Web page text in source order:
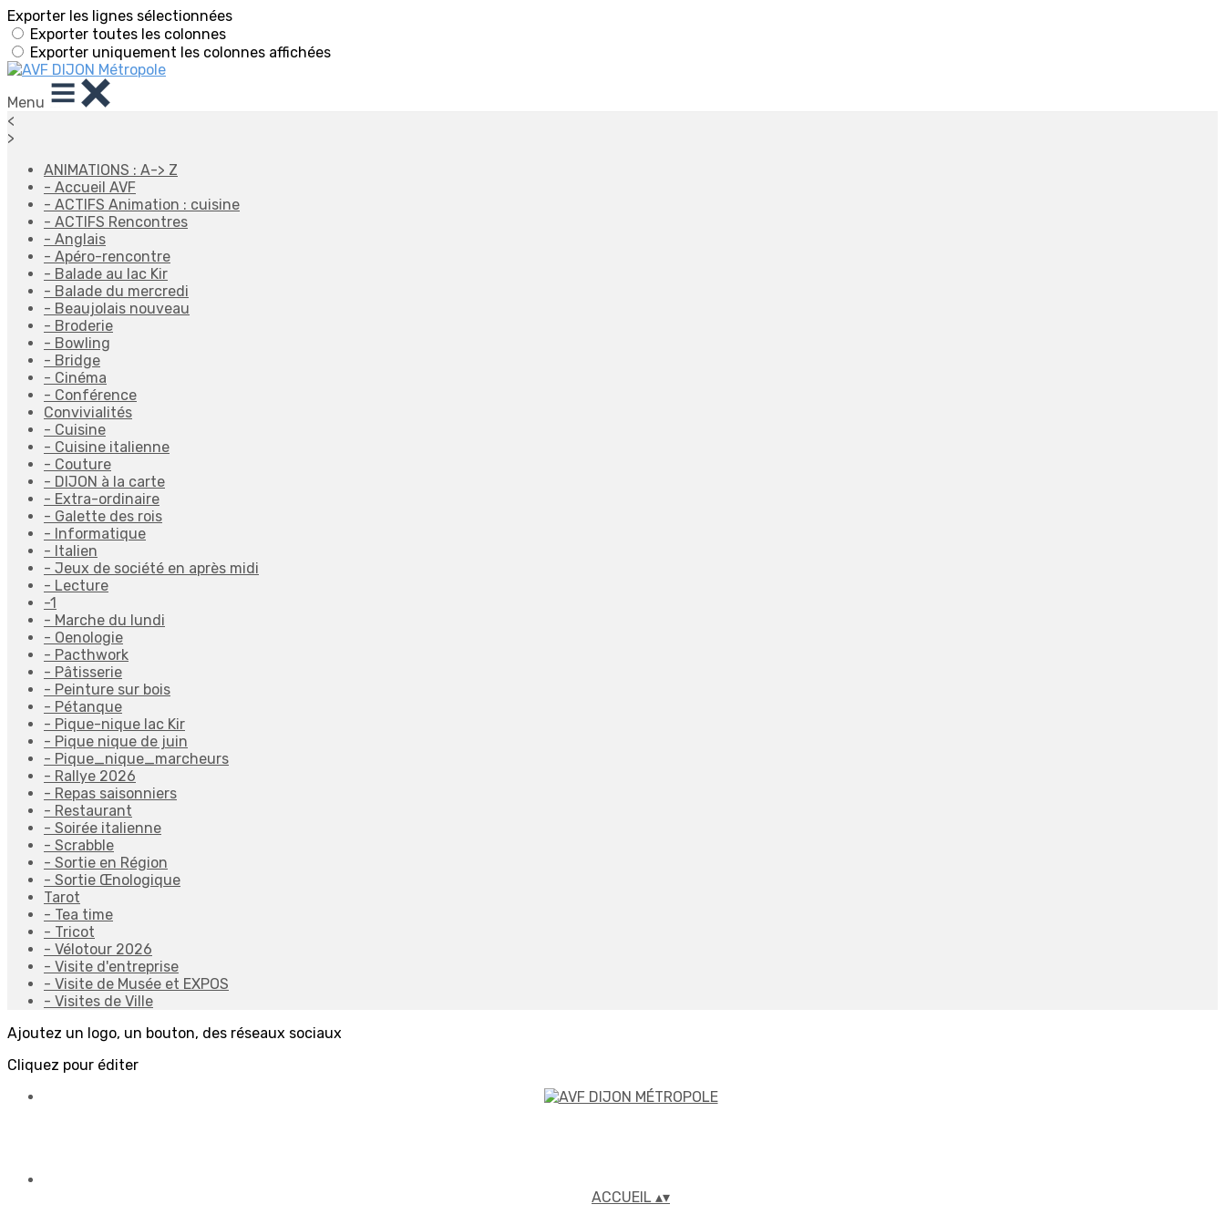
Exporter les lignes sélectionnées
Exporter toutes les colonnes
Exporter uniquement les colonnes affichées
Menu
<
>
ANIMATIONS : A-> Z
- Accueil AVF
- ACTIFS Animation : cuisine
- ACTIFS Rencontres
- Anglais
- Apéro-rencontre
- Balade au lac Kir
- Balade du mercredi
- Beaujolais nouveau
- Broderie
- Bowling
- Bridge
- Cinéma
- Conférence
Convivialités
- Cuisine
- Cuisine italienne
- Couture
- DIJON à la carte
- Extra-ordinaire
- Galette des rois
- Informatique
- Italien
- Jeux de société en après midi
- Lecture
-1
- Marche du lundi
- Oenologie
- Pacthwork
- Pâtisserie
- Peinture sur bois
- Pétanque
- Pique-nique lac Kir
- Pique nique de juin
- Pique_nique_marcheurs
- Rallye 2026
- Repas saisonniers
- Restaurant
- Soirée italienne
- Scrabble
- Sortie en Région
- Sortie Œnologique
Tarot
- Tea time
- Tricot
- Vélotour 2026
- Visite d'entreprise
- Visite de Musée et EXPOS
- Visites de Ville
Ajoutez un logo, un bouton, des réseaux sociaux
Cliquez pour éditer
ACCUEIL ▴▾